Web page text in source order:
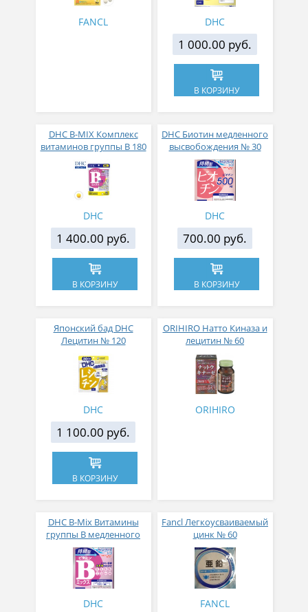
FANCL DHC
1 000.00 руб.
В КОРЗИНУ
DHC B-MIX Комплекс
витаминов группы В 180
таблеток на 90 дней
DHC
1 400.00 руб.
В КОРЗИНУ
DHC Биотин медленного
высвобождения № 30
DHC
700.00 руб.
В КОРЗИНУ
Японский бад DHC
Лецитин № 120
DHC
1 100.00 руб.
В КОРЗИНУ
ORIHIRO Натто Киназа и
лецитин № 60
ORIHIRO
DHC B-Mix Витамины
группы B медленного
высвобождения 60
таблеток
DHC
Fancl Легкоусваиваемый
цинк № 60
FANCL